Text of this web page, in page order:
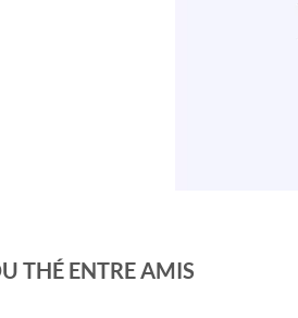
THÉ ENTRE AMIS